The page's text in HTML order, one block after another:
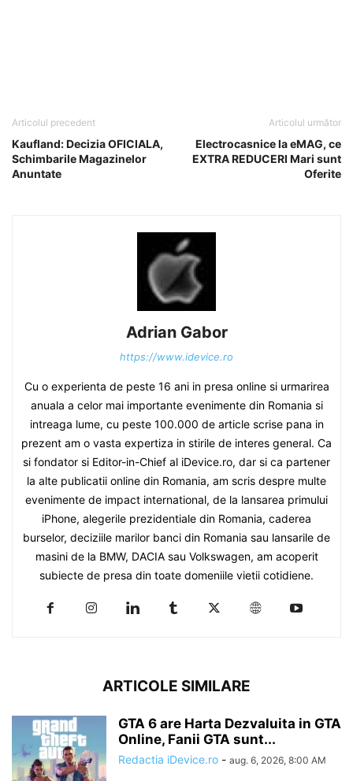
Articolul precedent
Kaufland: Decizia OFICIALA,
Schimbarile Magazinelor
Anuntate
Articolul următor
Electrocasnice la eMAG, ce
EXTRA REDUCERI Mari sunt
Oferite
Adrian Gabor
https://www.idevice.ro
Cu o experienta de peste 16 ani in presa online si urmarirea
anuala a celor mai importante evenimente din Romania si
intreaga lume, cu peste 100.000 de article scrise pana in
prezent am o vasta expertiza in stirile de interes general. Ca
si fondator si Editor-in-Chief al iDevice.ro, dar si ca partener
la alte publicatii online din Romania, am scris despre multe
evenimente de impact international, de la lansarea primului
iPhone, alegerile prezidentiale din Romania, caderea
burselor, deciziile marilor banci din Romania sau lansarile de
masini de la BMW, DACIA sau Volkswagen, am acoperit
subiecte de presa din toate domeniile vietii cotidiene.
ARTICOLE SIMILARE
GTA 6 are Harta Dezvaluita in GTA
Online, Fanii GTA sunt...
Redactia iDevice.ro - aug. 6, 2026, 8:00 AM